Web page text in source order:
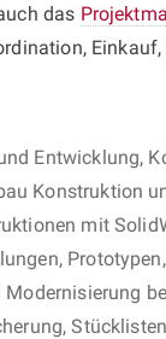
das
Entwicklung,
Konstruktion
mit